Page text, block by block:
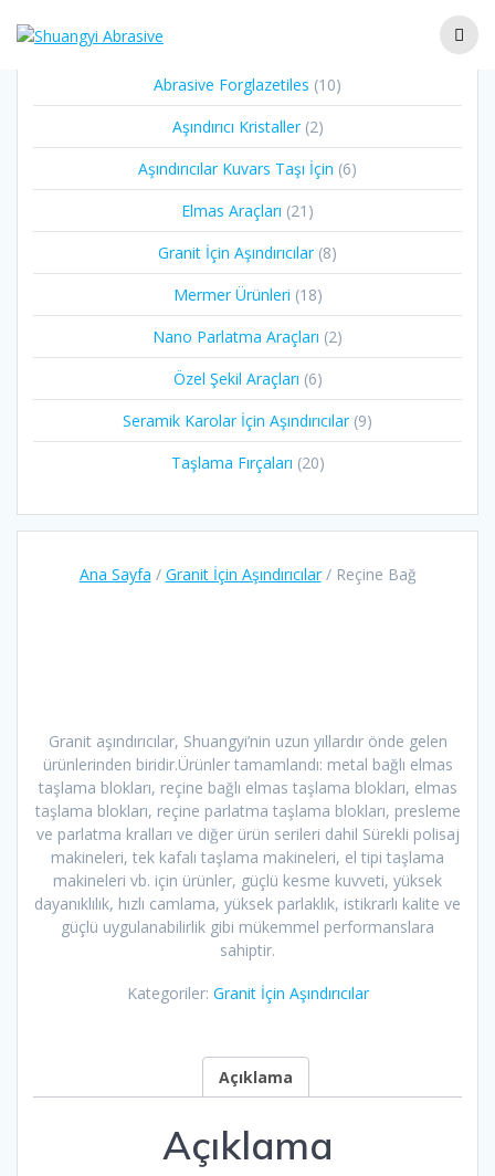
Abrasive Forglazetiles 10
Aşındırıcı Kristaller 2
Aşındırıcılar Kuvars Taşı İçin 6
Elmas Araçları 21
Granit İçin Aşındırıcılar 8
Mermer Ürünleri 18
Nano Parlatma Araçları 2
Özel Şekil Araçları 6
Seramik Karolar İçin Aşındırıcılar 9
Taşlama Fırçaları 20
Ana Sayfa / Granit İçin Aşındırıcılar/ Reçine Bağ
Granit aşındırıcılar, Shuangyi’nin uzun yıllardır önde gelen
ürünlerinden biridir.Ürünler tamamlandı: metal bağlı elmas
taşlama blokları, reçine bağlı elmas taşlama blokları, elmas
taşlama blokları, reçine parlatma taşlama blokları, presleme
ve parlatma kralları ve diğer ürün serileri dahil Sürekli polisaj
makineleri, tek kafalı taşlama makineleri, el tipi taşlama
makineleri vb. için ürünler, güçlü kesme kuvveti, yüksek
dayanıklılık, hızlı camlama, yüksek parlaklık, istikrarlı kalite ve
güçlü uygulanabilirlik gibi mükemmel performanslara
sahiptir.
Kategoriler: Granit İçin Aşındırıcılar
Açıklama
Açıklama